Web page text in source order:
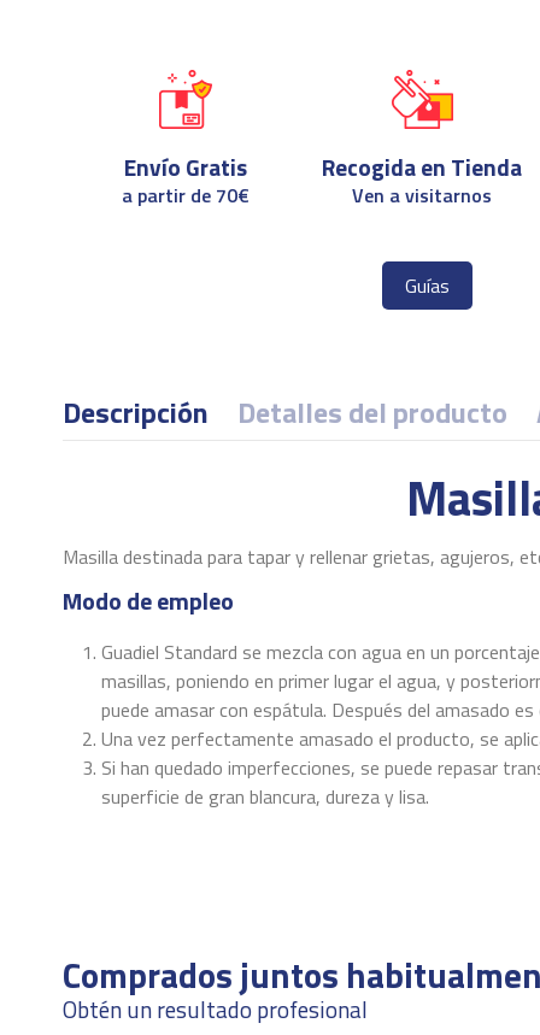
Envío Gratis
a partir de 70€
Recogida en Tienda
Ven a visitarnos
Guías
Descripción Detalles del producto
Masilla destinada para tapar y rellenar grietas, agujeros,
Modo de empleo
Guadiel Standard se mezcla con agua en un
masillas, poniendo en primer lugar el agua, y
puede amasar con espátula. Después del amasado
Una vez perfectamente amasado el producto, se
Si han quedado imperfecciones, se puede repasar
superficie de gran blancura, dureza y lisa.
Secado al tacto
Secado en profundidad
Comprados juntos
Obtén un resultado profesional